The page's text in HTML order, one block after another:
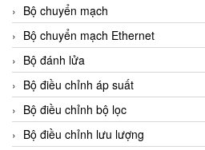
Bộ chuyển mạch
Bộ chuyển mạch Ethernet
Bộ đánh lửa
Bộ điều chỉnh áp suất
Bộ điều chỉnh bộ lọc
Bộ điều chỉnh lưu lượng